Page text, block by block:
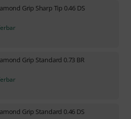
Grip Sharp Tip 0.46 DS
Grip Standard 0.73 BR
Grip Standard 0.46 DS